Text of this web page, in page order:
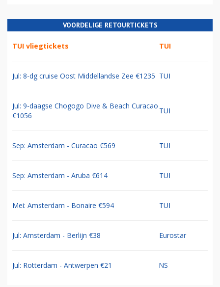
VOORDELIGE RETOURTICKETS
TUI vliegtickets TUI
Jul: 8-dg cruise Oost Middellandse Zee €1235 TUI
Jul: 9-daagse Chogogo Dive & Beach Curacao
€1056
TUI
Sep: Amsterdam - Curacao €569 TUI
Sep: Amsterdam - Aruba €614 TUI
Mei: Amsterdam - Bonaire €594 TUI
Jul: Amsterdam - Berlijn €38 Eurostar
Jul: Rotterdam - Antwerpen €21 NS